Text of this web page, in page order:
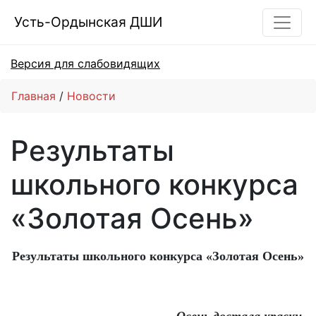
Усть-Ордынская ДШИ
Версия для слабовидящих
Главная Новости
Результаты
школьного конкурса
«Золотая Осень»
Результаты школьного конкурса «Золотая Осень»